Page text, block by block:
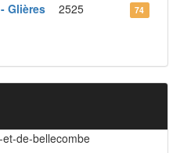
Glières 2525 74
de-bellecombe